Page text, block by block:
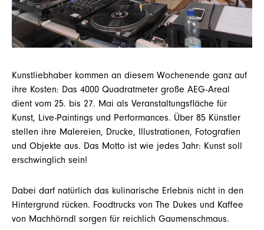
Kunstliebhaber kommen an diesem Wochenende ganz auf
ihre Kosten: Das 4000 Quadratmeter große AEG-Areal
dient vom 25. bis 27. Mai als Veranstaltungsfläche für
Kunst, Live-Paintings und Performances. Über 85 Künstler
stellen ihre Malereien, Drucke, Illustrationen, Fotografien
und Objekte aus. Das Motto ist wie jedes Jahr: Kunst soll
erschwinglich sein!
Dabei darf natürlich das kulinarische Erlebnis nicht in den
Hintergrund rücken. Foodtrucks von The Dukes und Kaffee
von Machhörndl sorgen für reichlich Gaumenschmaus.